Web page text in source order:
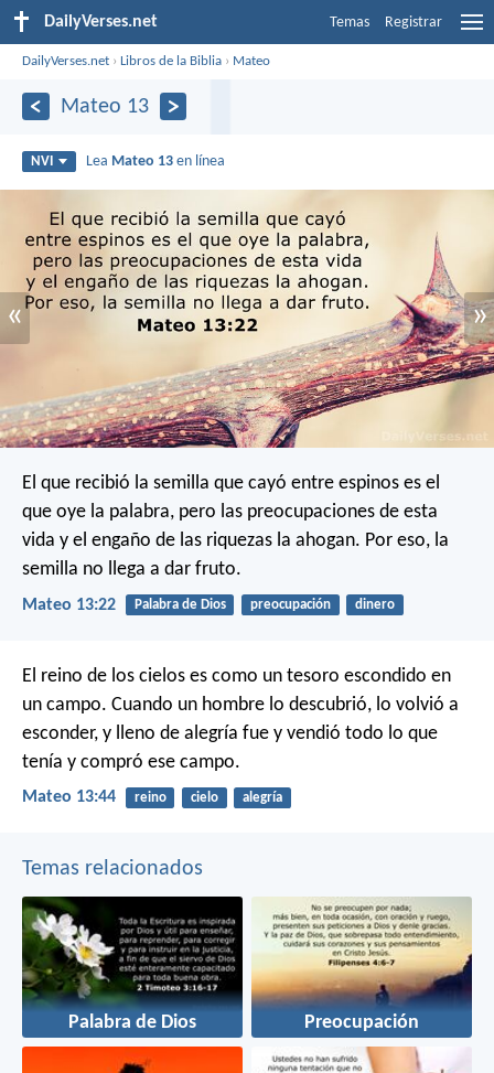
DailyVerses.net Temas Registrar
DailyVerses.net ›Libros de la Biblia › Mateo
Mateo 13
NVI Lea Mateo 13 en línea
« »
El que recibió la semilla que cayó entre espinos es el
que oye la palabra, pero las preocupaciones de esta
vida y el engaño de las riquezas la ahogan. Por eso, la
semilla no llega a dar fruto.
Mateo 13:22 Palabra de Dios preocupación dinero
El reino de los cielos es como un tesoro escondido en
un campo. Cuando un hombre lo descubrió, lo volvió a
esconder, y lleno de alegría fue y vendió todo lo que
tenía y compró ese campo.
Mateo 13:44 reino cielo alegría
Temas relacionados
Palabra de Dios Preocupación